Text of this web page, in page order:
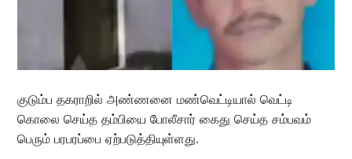
குடும்ப தகராறில் அண்ணனை மண்வெட்டியால் வெட்டி
கொலை செய்த தம்பியை போலீசார் கைது செய்த சம்பவம்
பெரும் பரபரப்பை ஏற்படுத்தியுள்ளது.